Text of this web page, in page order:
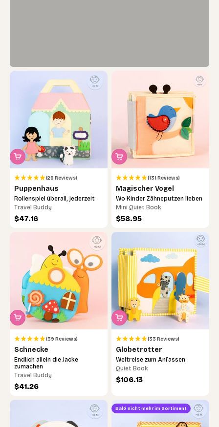
(28 Reviews)
Puppenhaus
Rollenspiel überall, jederzeit
Travel Buddy
Angebot
$47.16
(131 Reviews)
Magischer Vogel
Wo Kinder Zähneputzen lieben
Mini Quiet Book
Angebot
$58.95
(39 Reviews)
Schnecke
Endlich allein die Jacke
zumachen
Travel Buddy
Angebot
$41.26
(33 Reviews)
Globetrotter
Weltreise zum Anfassen
Quiet Book
Angebot
$106.13
Bald nicht mehr im Sortiment